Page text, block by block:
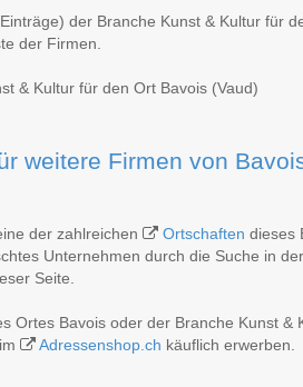
der Branche Kunst & Kultur für
der Firmen.
& Kultur für den Ort Bavois (Vaud)
weitere Firmen von
der zahlreichen Ortschaften dieses
Unternehmen durch die Suche in
Seite.
Ortes Bavois oder der Branche Kunst
Adressenshop.ch käuflich erwerben.